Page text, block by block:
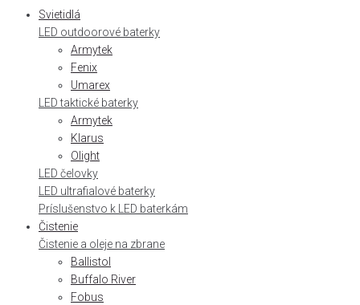
Svietidlá
LED outdoorové baterky
Armytek
Fenix
Umarex
LED taktické baterky
Armytek
Klarus
Olight
LED čelovky
LED ultrafialové baterky
Príslušenstvo k LED baterkám
Čistenie
Čistenie a oleje na zbrane
Ballistol
Buffalo River
Fobus